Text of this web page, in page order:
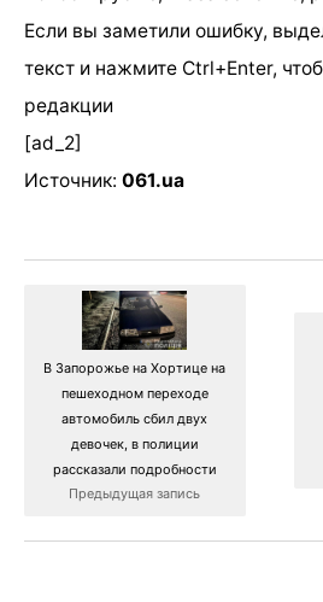
Если вы заметили ошибку,
текст и нажмите Ctrl+Enter,
редакции
[ad_2]
Источник: 061.ua
В Запорожье на Хортице на
пешеходном переходе
автомобиль сбил двух
девочек, в полиции
рассказали подробности
Предыдущая запись